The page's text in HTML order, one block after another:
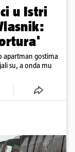
u Istri
apartman gostima
su, a onda mu